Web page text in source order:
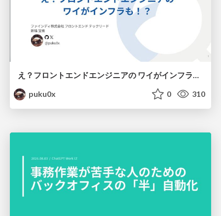
え？フロントエンドエンジニアの ワイがインフラも！？
puku0x
0 310